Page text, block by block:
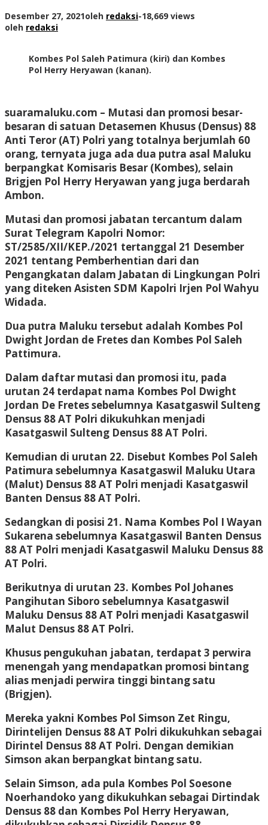
Desember 27, 2021oleh redaksi-18,669 views
oleh redaksi
Kombes Pol Saleh Patimura (kiri) dan Kombes
Pol Herry Heryawan (kanan).
suaramaluku.com – Mutasi dan promosi besar-
besaran di satuan Detasemen Khusus (Densus) 88
Anti Teror (AT) Polri yang totalnya berjumlah 60
orang, ternyata juga ada dua putra asal Maluku
berpangkat Komisaris Besar (Kombes), selain
Brigjen Pol Herry Heryawan yang juga berdarah
Ambon.
Mutasi dan promosi jabatan tercantum dalam
Surat Telegram Kapolri Nomor:
ST/2585/XII/KEP./2021 tertanggal 21 Desember
2021 tentang Pemberhentian dari dan
Pengangkatan dalam Jabatan di Lingkungan Polri
yang diteken Asisten SDM Kapolri Irjen Pol Wahyu
Widada.
Dua putra Maluku tersebut adalah Kombes Pol
Dwight Jordan de Fretes dan Kombes Pol Saleh
Pattimura.
Dalam daftar mutasi dan promosi itu, pada
urutan 24 terdapat nama Kombes Pol Dwight
Jordan De Fretes sebelumnya Kasatgaswil Sulteng
Densus 88 AT Polri dikukuhkan menjadi
Kasatgaswil Sulteng Densus 88 AT Polri.
Kemudian di urutan 22. Disebut Kombes Pol Saleh
Patimura sebelumnya Kasatgaswil Maluku Utara
(Malut) Densus 88 AT Polri menjadi Kasatgaswil
Banten Densus 88 AT Polri.
Sedangkan di posisi 21. Nama Kombes Pol I Wayan
Sukarena sebelumnya Kasatgaswil Banten Densus
88 AT Polri menjadi Kasatgaswil Maluku Densus 88
AT Polri.
Berikutnya di urutan 23. Kombes Pol Johanes
Pangihutan Siboro sebelumnya Kasatgaswil
Maluku Densus 88 AT Polri menjadi Kasatgaswil
Malut Densus 88 AT Polri.
Khusus pengukuhan jabatan, terdapat 3 perwira
menengah yang mendapatkan promosi bintang
alias menjadi perwira tinggi bintang satu
(Brigjen).
Mereka yakni Kombes Pol Simson Zet Ringu,
Dirintelijen Densus 88 AT Polri dikukuhkan sebagai
Dirintel Densus 88 AT Polri. Dengan demikian
Simson akan berpangkat bintang satu.
Selain Simson, ada pula Kombes Pol Soesone
Noerhandoko yang dikukuhkan sebagai Dirtindak
Densus 88 dan Kombes Pol Herry Heryawan,